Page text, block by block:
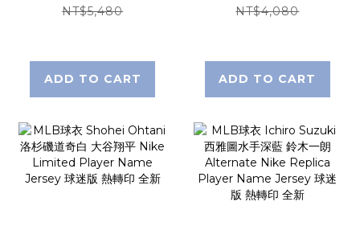
City Nike
迷版 熱轉印 全新
NT$5,480
ADD TO CART
Nike Replica
轉印 全新
NT$4,080
ADD TO CART